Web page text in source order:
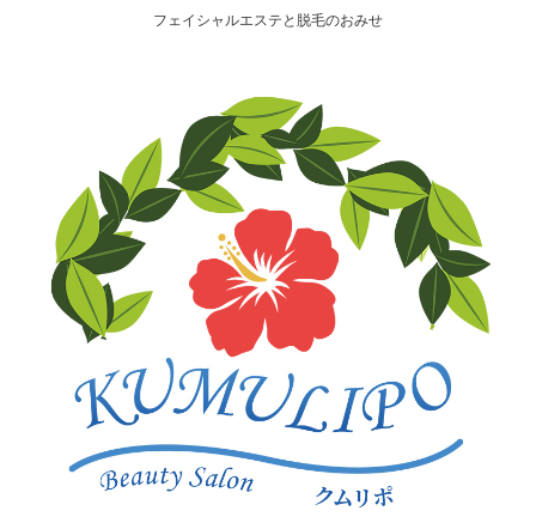
フェイシャルエステと脱毛のおみせ